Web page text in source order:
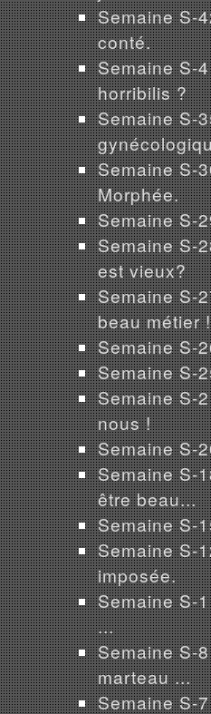
Semaine S-
conté.
Semaine S-
horribilis ?
Semaine S-
Semaine S-
Morphée.
Semaine S-
Semaine S-
est vieux?
Semaine S-
beau métier !
Semaine S-
Semaine S-
Semaine S-
nous !
Semaine S-
Semaine S-
être beau...
Semaine S-
Semaine S-
imposée.
Semaine S-
...
Semaine S-
marteau ...
Semaine S-